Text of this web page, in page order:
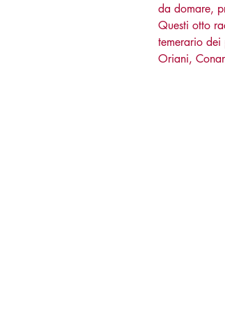
da domare,
Questi otto
temerario
Oriani,